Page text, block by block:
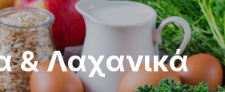
& Λαχανικά